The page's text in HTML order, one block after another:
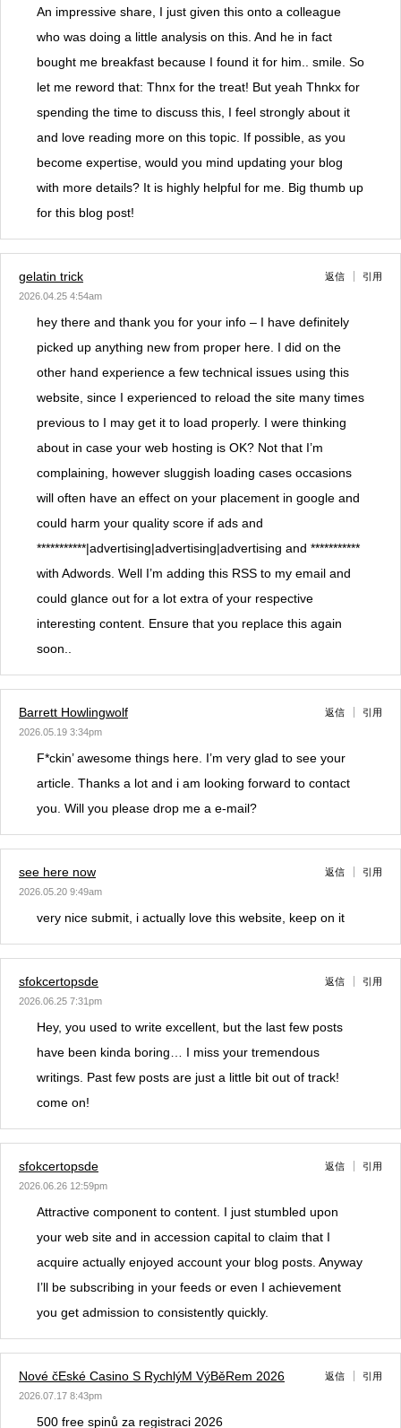
An impressive share, I just given this onto a colleague
who was doing a little analysis on this. And he in fact
bought me breakfast because I found it for him.. smile. So
let me reword that: Thnx for the treat! But yeah Thnkx for
spending the time to discuss this, I feel strongly about it
and love reading more on this topic. If possible, as you
become expertise, would you mind updating your blog
with more details? It is highly helpful for me. Big thumb up
for this blog post!
gelatin trick
2026.04.25 4:54am
返信 引用
hey there and thank you for your info – I have definitely
picked up anything new from proper here. I did on the
other hand experience a few technical issues using this
website, since I experienced to reload the site many times
previous to I may get it to load properly. I were thinking
about in case your web hosting is OK? Not that I’m
complaining, however sluggish loading cases occasions
will often have an effect on your placement in google and
could harm your quality score if ads and
***********|advertising|advertising|advertising and ***********
with Adwords. Well I’m adding this RSS to my email and
could glance out for a lot extra of your respective
interesting content. Ensure that you replace this again
soon..
Barrett Howlingwolf
2026.05.19 3:34pm
返信 引用
F*ckin’ awesome things here. I’m very glad to see your
article. Thanks a lot and i am looking forward to contact
you. Will you please drop me a e-mail?
see here now
2026.05.20 9:49am
返信 引用
very nice submit, i actually love this website, keep on it
sfokcertopsde
2026.06.25 7:31pm
返信 引用
Hey, you used to write excellent, but the last few posts
have been kinda boring… I miss your tremendous
writings. Past few posts are just a little bit out of track!
come on!
sfokcertopsde
2026.06.26 12:59pm
返信 引用
Attractive component to content. I just stumbled upon
your web site and in accession capital to claim that I
acquire actually enjoyed account your blog posts. Anyway
I’ll be subscribing in your feeds or even I achievement
you get admission to consistently quickly.
Nové čEské Casino S RychlýM VýBěRem 2026
2026.07.17 8:43pm
返信 引用
500 free spinů za registraci 2026